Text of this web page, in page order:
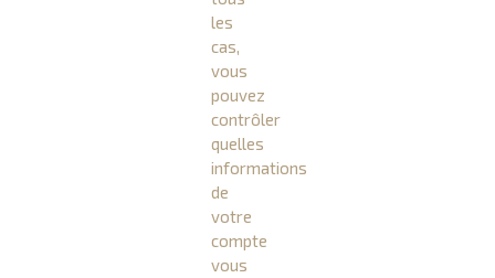
les
cas,
vous
pouvez
contrôler
quelles
informations
de
votre
compte
vous